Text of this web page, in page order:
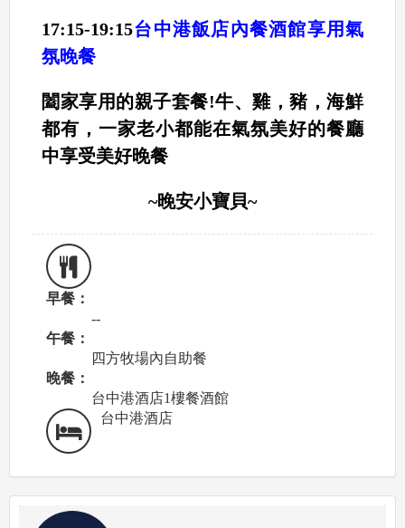
17:15-19:15台中港飯店內餐酒館享用氣
氛晚餐
闔家享用的親子套餐!牛、雞，豬，海鮮
都有，一家老小都能在氣氛美好的餐廳
中享受美好晚餐
~晚安小寶貝~
早餐：
--
午餐：
四方牧場內自助餐
晚餐：
台中港酒店1樓餐酒館
台中港酒店